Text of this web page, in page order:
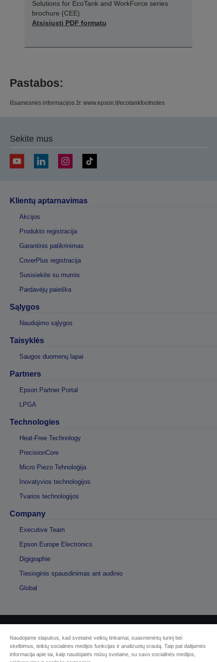
Solutions for EcoTank and WorkForce series
brochure (CEE)
Atsisiųsti PDF formatu
Pastabos:
Išsamesnės informacijos žr. www.epson.lt/ecotankfootnotes
Sekite mus
Klientų aptarnavimas
Akcijos
Produkto registracija
Garantinis patikrinimas
CoverPlus registracija
Susisiekite su mumis
Pardavėjų paieška
Sąlygos
Naudojimo sąlygos
Taisyklės
Saugos duomenų lapai
Partners
Epson Partner Portal
LPGA
Technologies
Heat-Free Technology
PrecisionCore
Micro Piezo Tehnoloģija
Inovatyvios technologijos
Tvarios technologijos
Company
Executive Team
Epson Europe Electronics
Digigraphie
Tiesioginis spausdinimas ant audinio
Global
Privatumo politika
Naudojame slapukus, kad svetainė veiktų tinkamai, suasmenintų turinį bei
skelbimus, teiktų socialinės medijos funkcijas ir analizuotų srautą. Taip pat dalijamės
informacija apie tai, kaip naudojatės mūsų svetaine, su savo socialinės medijos,